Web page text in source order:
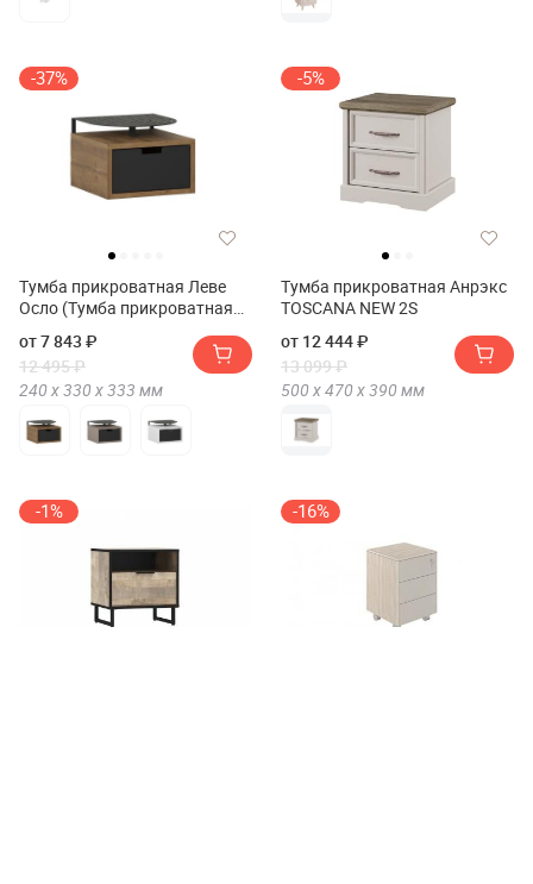
-37%
Тумба прикроватная Леве
Осло (Тумба прикроватная
от 7 843 ₽
12 495 ₽
240 х330 х333 мм
-5%
Тумба прикроватная Анрэкс
TOSCANA NEW 2S
от 12 444 ₽
13 099 ₽
500 х470 х390 мм
-1% -16%